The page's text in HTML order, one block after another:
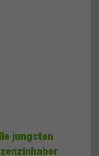
jungsten